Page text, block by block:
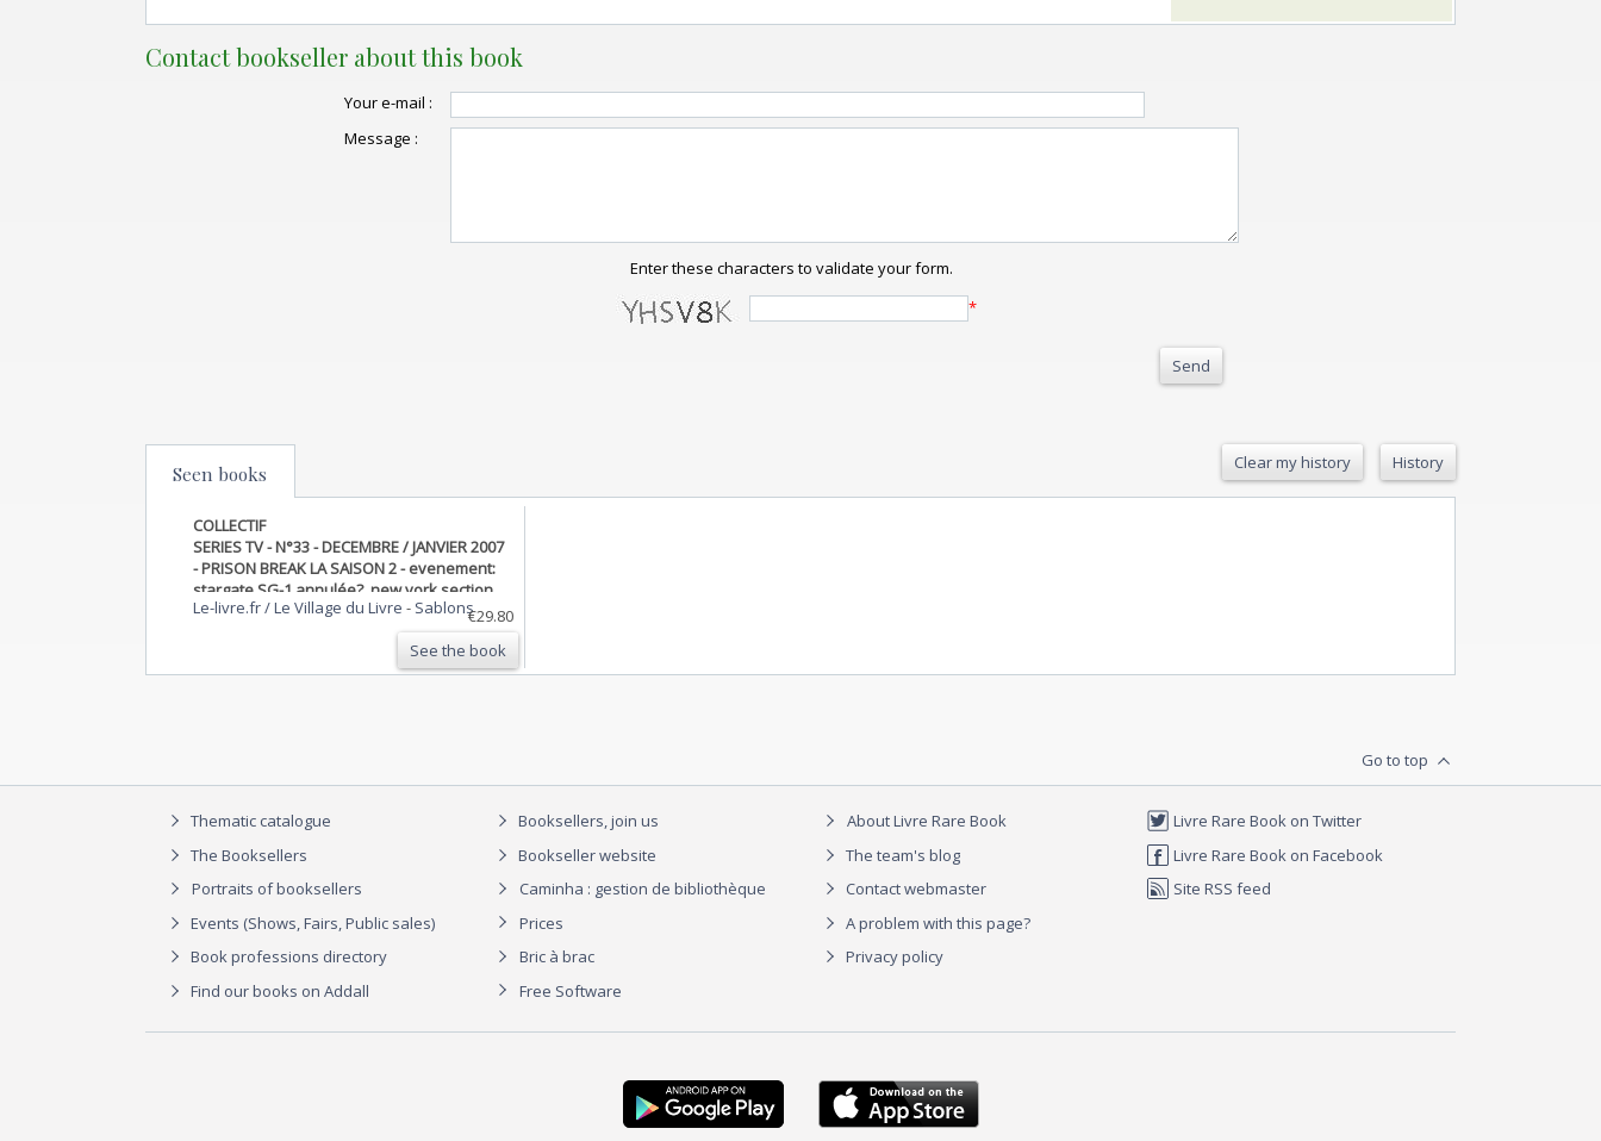
Contact bookseller about this book
Your e-mail :
Message :
Enter these characters to validate your form.
*
Send
Seen books Clear my history History
COLLECTIF
SERIES TV - N°33 - DECEMBRE / JANVIER 2007
- PRISON BREAK LA SAISON 2 - evenement:
stargate SG-1 annulée?, new york section
criminelle sans goren ?, arret sur series,
grey's anatomy, the shield, weeds,
Le-livre.fr / Le Village du Livre - Sablons€29.80
See the book
Go to top
Thematic catalogue
The Booksellers
Portraits of booksellers
Events (Shows, Fairs, Public sales)
Book professions directory
Find our books on Addall
Booksellers, join us
Bookseller website
Caminha : gestion de bibliothèque
Prices
Bric à brac
Free Software
About Livre Rare Book
The team's blog
Contact webmaster
A problem with this page?
Privacy policy
Livre Rare Book on Twitter
Livre Rare Book on Facebook
Site RSS feed